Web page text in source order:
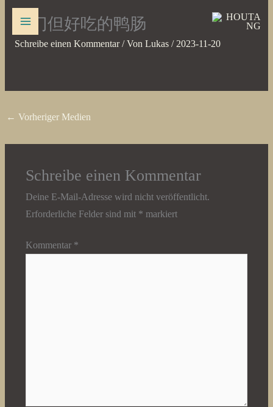
Zum
Inhalt
springen
冷门但好吃的鸭肠
Schreibe einen Kommentar / Von Lukas / 2023-11-20
← Vorheriger Medien
Schreibe einen Kommentar
Deine E-Mail-Adresse wird nicht veröffentlicht.
Erforderliche Felder sind mit * markiert
Kommentar *